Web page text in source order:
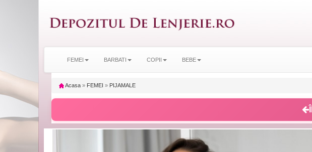
FEMEI BARBATI COPII BEBE
Acasa » FEMEI » PIJAMALE